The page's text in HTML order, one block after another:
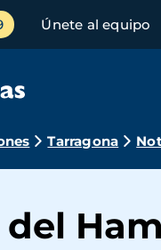
Únete al equipo
Tarragona
del